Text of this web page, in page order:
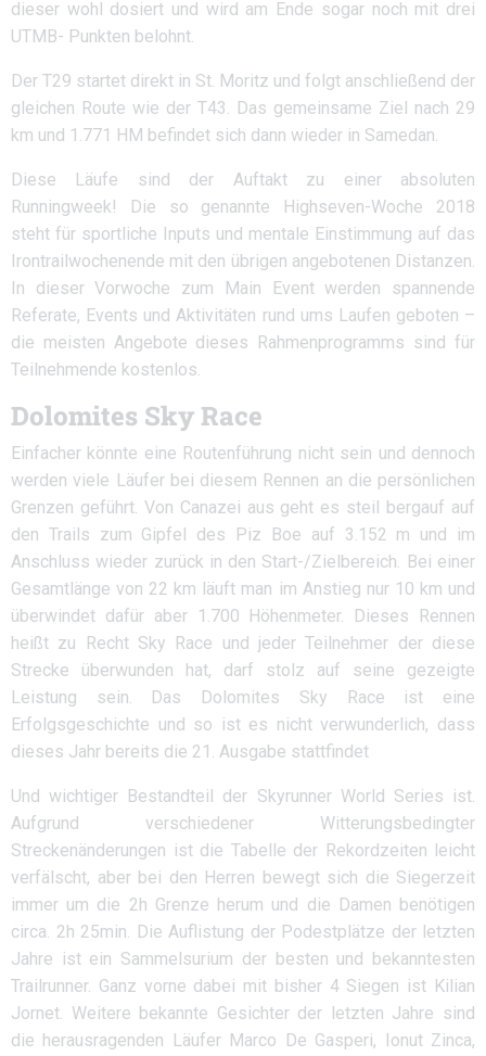
dieser wohl dosiert und wird am Ende sogar noch mit drei
UTMB- Punkten belohnt.
Der T29 startet direkt in St. Moritz und folgt anschließend der
gleichen Route wie der T43. Das gemeinsame Ziel nach 29
km und 1.771 HM befindet sich dann wieder in Samedan.
Diese Läufe sind der Auftakt zu einer absoluten
Runningweek! Die so genannte Highseven-Woche 2018
steht für sportliche Inputs und mentale Einstimmung auf das
Irontrailwochenende mit den übrigen angebotenen Distanzen.
In dieser Vorwoche zum Main Event werden spannende
Referate, Events und Aktivitäten rund ums Laufen geboten –
die meisten Angebote dieses Rahmenprogramms sind für
Teilnehmende kostenlos.
Dolomites Sky Race
Einfacher könnte eine Routenführung nicht sein und dennoch
werden viele Läufer bei diesem Rennen an die persönlichen
Grenzen geführt. Von Canazei aus geht es steil bergauf auf
den Trails zum Gipfel des Piz Boe auf 3.152 m und im
Anschluss wieder zurück in den Start-/Zielbereich. Bei einer
Gesamtlänge von 22 km läuft man im Anstieg nur 10 km und
überwindet dafür aber 1.700 Höhenmeter. Dieses Rennen
heißt zu Recht Sky Race und jeder Teilnehmer der diese
Strecke überwunden hat, darf stolz auf seine gezeigte
Leistung sein. Das Dolomites Sky Race ist eine
Erfolgsgeschichte und so ist es nicht verwunderlich, dass
dieses Jahr bereits die 21. Ausgabe stattfindet
Und wichtiger Bestandteil der Skyrunner World Series ist.
Aufgrund verschiedener Witterungsbedingter
Streckenänderungen ist die Tabelle der Rekordzeiten leicht
verfälscht, aber bei den Herren bewegt sich die Siegerzeit
immer um die 2h Grenze herum und die Damen benötigen
circa. 2h 25min. Die Auflistung der Podestplätze der letzten
Jahre ist ein Sammelsurium der besten und bekanntesten
Trailrunner. Ganz vorne dabei mit bisher 4 Siegen ist Kilian
Jornet. Weitere bekannte Gesichter der letzten Jahre sind
die herausragenden Läufer Marco De Gasperi, Ionut Zinca,